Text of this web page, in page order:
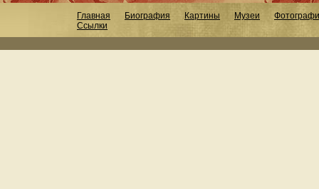
Главная Биография Картины Музеи
Ссылки